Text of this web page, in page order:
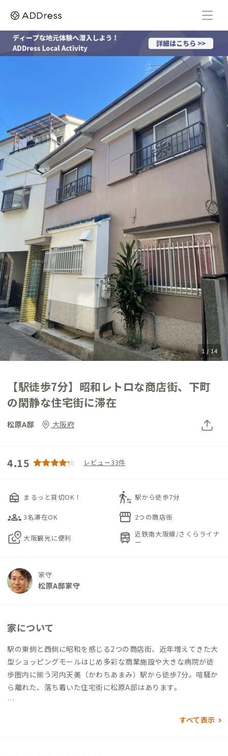
1 / 14
【駅徒歩7分】昭和レトロな商店街、下町
の閑静な住宅街に滞在
松原A邸 大阪府
4.15 レビュー33件
nest_multi_room まるっと貸切OK！ transfer_within_a_station 駅から徒歩7分
groups_3 3名滞在OK storefront 2つの商店街
local_see 大阪観光に便利 train 近鉄南大阪線/さくらライナ
ー
家守
松原A邸家守
家について
駅の東側と西側に昭和を感じる2つの商店街、近年増えてきた大
型ショッピングモールはじめ多彩な商業施設や大きな病院が徒
歩圏内に揃う河内天美（かわちあまみ）駅から徒歩7分。喧騒か
ら離れた、落ち着いた住宅街に松原A邸はあります。
すべて表示